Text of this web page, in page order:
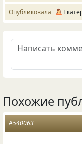
Опубликовала
Похожие
#540063